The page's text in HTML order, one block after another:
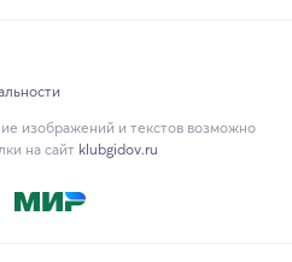
изображений и текстов возможно
на сайт klubgidov.ru